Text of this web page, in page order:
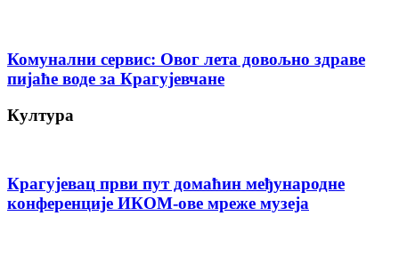
Комунални сервис: Овог лета довољно здраве
пијаће воде за Крагујевчане
Култура
Крагујевац први пут домаћин међународне
конференције ИКОМ-ове мреже музеја